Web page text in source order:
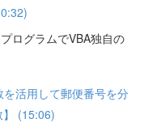
ログラムでVBA独自の
活用して郵便番号を分
(15:06)